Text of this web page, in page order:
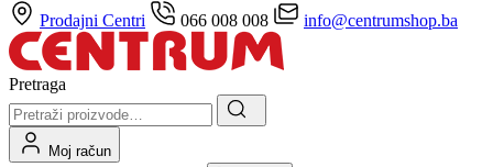
Prodajni Centri
066 008 008 info@centrumshop.ba
Pretraga
Moj račun